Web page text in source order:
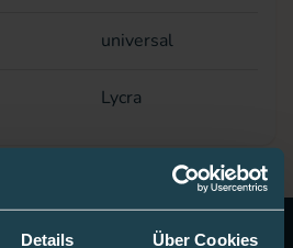
Details Über Cookies
universal
Lycra
Sie unseren Newsletter